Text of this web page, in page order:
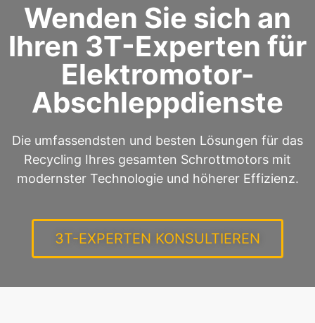
Wenden Sie sich an
Ihren 3T-Experten für
Elektromotor-
Abschleppdienste
Die umfassendsten und besten Lösungen für das
Recycling Ihres gesamten Schrottmotors mit
modernster Technologie und höherer Effizienz.
3T-EXPERTEN KONSULTIEREN